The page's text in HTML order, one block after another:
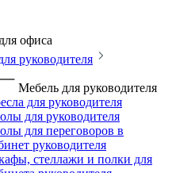
офиса
руководителя
Мебель для руководителя
для руководителя
для руководителя
для переговоров в
руководителя
стеллажи и полки для